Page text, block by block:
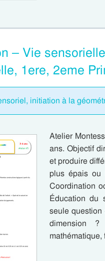
– Vie
1ere, 2eme
initiation à la
Atelier
ans. Objectif
et produire
plus épais ou
Coordination
Éducation du
seule question
dimension